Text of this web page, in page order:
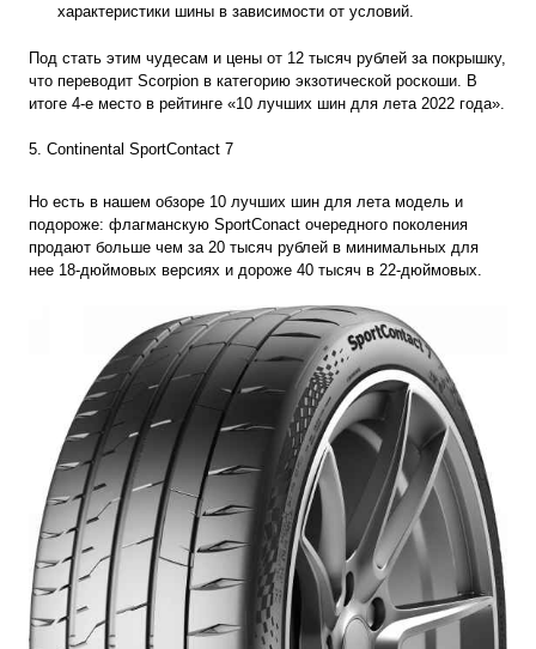
характеристики шины в зависимости от условий.
Под стать этим чудесам и цены от 12 тысяч рублей за покрышку,
что переводит Scorpion в категорию экзотической роскоши. В
итоге 4-е место в рейтинге «10 лучших шин для лета 2022 года».
5. Continental SportContact 7
Но есть в нашем обзоре 10 лучших шин для лета модель и
подороже: флагманскую SportConact очередного поколения
продают больше чем за 20 тысяч рублей в минимальных для
нее 18-дюймовых версиях и дороже 40 тысяч в 22-дюймовых.